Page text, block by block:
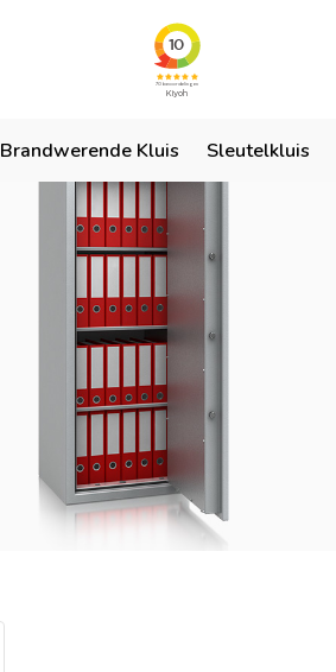
Brandwerende Kluis Sleutelkluis
Ruim 50 jaar ervaring